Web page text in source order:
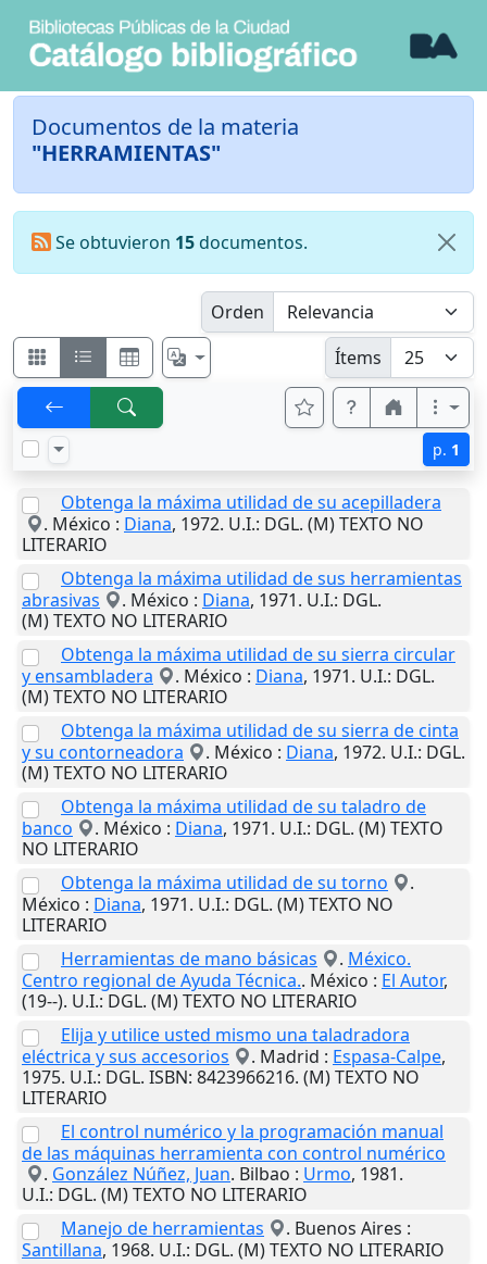
Documentos de la materia
"HERRAMIENTAS"
Se obtuvieron 15documentos.
Orden
Ítems
p. 1
Obtenga la máxima utilidad de su acepilladera
. México : Diana, 1972. U.I.: DGL. (M) TEXTO NO
LITERARIO
Obtenga la máxima utilidad de sus herramientas
abrasivas
. México : Diana, 1971. U.I.: DGL.
(M) TEXTO NO LITERARIO
Obtenga la máxima utilidad de su sierra circular
y ensambladera
. México : Diana, 1971. U.I.: DGL.
(M) TEXTO NO LITERARIO
Obtenga la máxima utilidad de su sierra de cinta
y su contorneadora
. México : Diana, 1972. U.I.: DGL.
(M) TEXTO NO LITERARIO
Obtenga la máxima utilidad de su taladro de
banco
. México : Diana, 1971. U.I.: DGL. (M) TEXTO
NO LITERARIO
Obtenga la máxima utilidad de su torno
.
México : Diana, 1971. U.I.: DGL. (M) TEXTO NO
LITERARIO
Herramientas de mano básicas
. México.
Centro regional de Ayuda Técnica.. México : El Autor,
(19--). U.I.: DGL. (M) TEXTO NO LITERARIO
Elija y utilice usted mismo una taladradora
eléctrica y sus accesorios
. Madrid : Espasa-Calpe,
1975. U.I.: DGL. ISBN: 8423966216. (M) TEXTO NO
LITERARIO
El control numérico y la programación manual
de las máquinas herramienta con control numérico
. González Núñez, Juan. Bilbao : Urmo, 1981.
U.I.: DGL. (M) TEXTO NO LITERARIO
Manejo de herramientas
. Buenos Aires :
Santillana, 1968. U.I.: DGL. (M) TEXTO NO LITERARIO